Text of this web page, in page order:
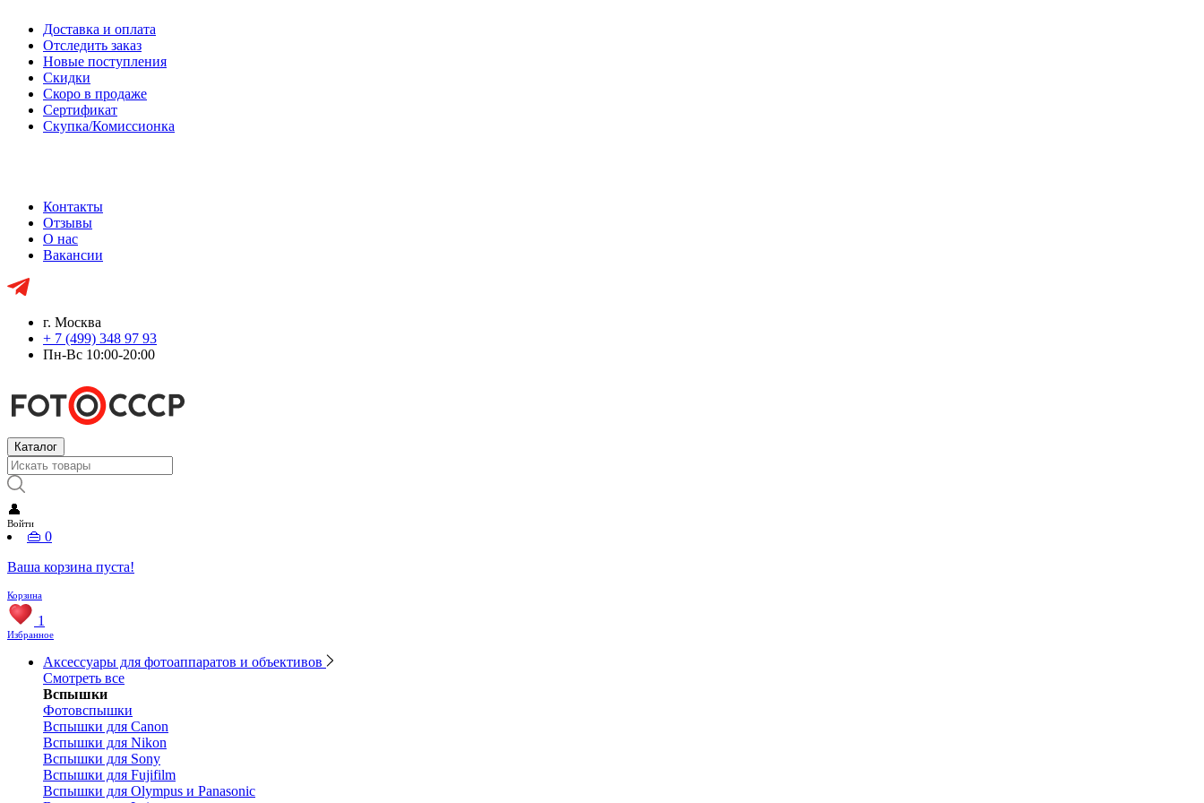
Доставка и оплата
Отследить заказ
Новые поступления
Скидки
Скоро в продаже
Сертификат
Скупка/Комиссионка
Контакты
Отзывы
О нас
Вакансии
г. Москва
+ 7 (499) 348 97 93
Пн-Вс 10:00-20:00
Каталог
👤
Войти
👜 0
Ваша корзина пуста!
Корзина
1
Избранное
Аксессуары для фотоаппаратов и объективов
Смотреть все
Вспышки
Фотовспышки
Вспышки для Canon
Вспышки для Nikon
Вспышки для Sony
Вспышки для Fujifilm
Вспышки для Olympus и Panasonic